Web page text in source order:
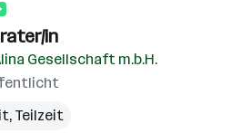
in
Gesellschaft m.b.H.
Teilzeit